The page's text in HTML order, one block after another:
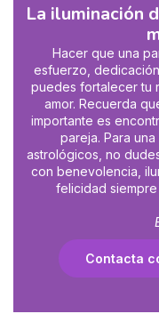
La iluminación
Hacer que una
esfuerzo,
puedes fortalecer tu
amor. Recuerda
importante es
pareja. Para
astrológicos, no
con benevolencia,
felicidad
Contacta